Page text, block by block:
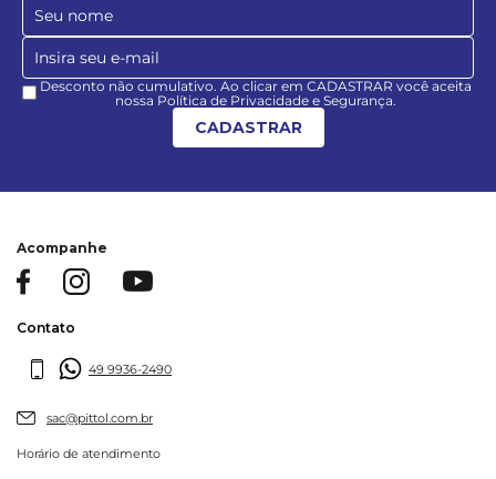
Desconto não cumulativo. Ao clicar em CADASTRAR você aceita
nossa Política de Privacidade e Segurança.
CADASTRAR
Acompanhe
Contato
49 9936-2490
sac@pittol.com.br
Horário de atendimento